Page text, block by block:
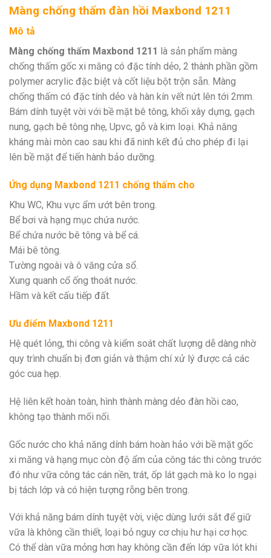
Màng chống thấm đàn hồi Maxbond 1211
Mô tả
Màng chống thấm Maxbond 1211 là sản phẩm màng
chống thấm gốc xi măng có đặc tính dẻo, 2 thành phần gồm
polymer acrylic đặc biệt và cốt liệu bột trộn sẵn. Màng
chống thấm có đặc tính dẻo và hàn kín vết nứt lên tới 2mm.
Bám dính tuyệt vời với bề mặt bê tông, khối xây dựng, gạch
nung, gạch bê tông nhẹ, Upvc, gỗ và kim loại. Khả năng
kháng mài mòn cao sau khi đã ninh kết đủ cho phép đi lại
lên bề mặt để tiến hành bảo dưỡng.
Ứng dụng Maxbond 1211 chống thấm cho
Khu WC, Khu vực ẩm ướt bên trong.
Bể bơi và hạng mục chứa nước.
Bể chứa nước bê tông và bể cá.
Mái bê tông.
Tường ngoài và ô văng cửa sổ.
Xung quanh cổ ống thoát nước.
Hầm và kết cấu tiếp đất.
Ưu điểm Maxbond 1211
Hệ quét lỏng, thi công và kiểm soát chất lượng dễ dàng nhờ
quy trình chuẩn bị đơn giản và thậm chí xử lý được cả các
góc cua hẹp.
Hệ liên kết hoàn toàn, hình thành màng dẻo đàn hồi cao,
không tạo thành mối nối.
Gốc nước cho khả năng dính bám hoàn hảo với bề mặt gốc
xi măng và hạng mục còn độ ẩm của công tác thi công trước
đó như vữa công tác cán nền, trát, ốp lát gạch mà ko lo ngại
bị tách lớp và có hiện tượng rỗng bên trong.
Với khả năng bám dính tuyệt vời, việc dùng lưới sắt để giữ
vữa là không cần thiết, loại bỏ nguy cơ chịu hư hại cơ học.
Có thể dàn vữa mỏng hơn hay không cần đến lớp vữa lót khi